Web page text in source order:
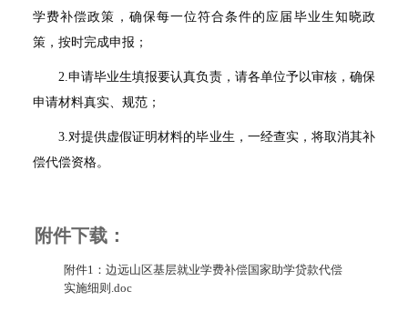
学费补偿政策，确保每一位符合条件的应届毕业生知晓政
策，按时完成申报；
2.申请毕业生填报要认真负责，请各单位予以审核，确保
申请材料真实、规范；
3.对提供虚假证明材料的毕业生，一经查实，将取消其补
偿代偿资格。
附件下载：
附件1：边远山区基层就业学费补偿国家助学贷款代偿
实施细则.doc